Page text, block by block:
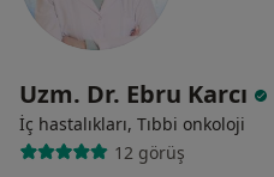
Uzm. Dr. Ebru Karcı
İç hastalıkları, Tıbbi onkoloji
12 görüş